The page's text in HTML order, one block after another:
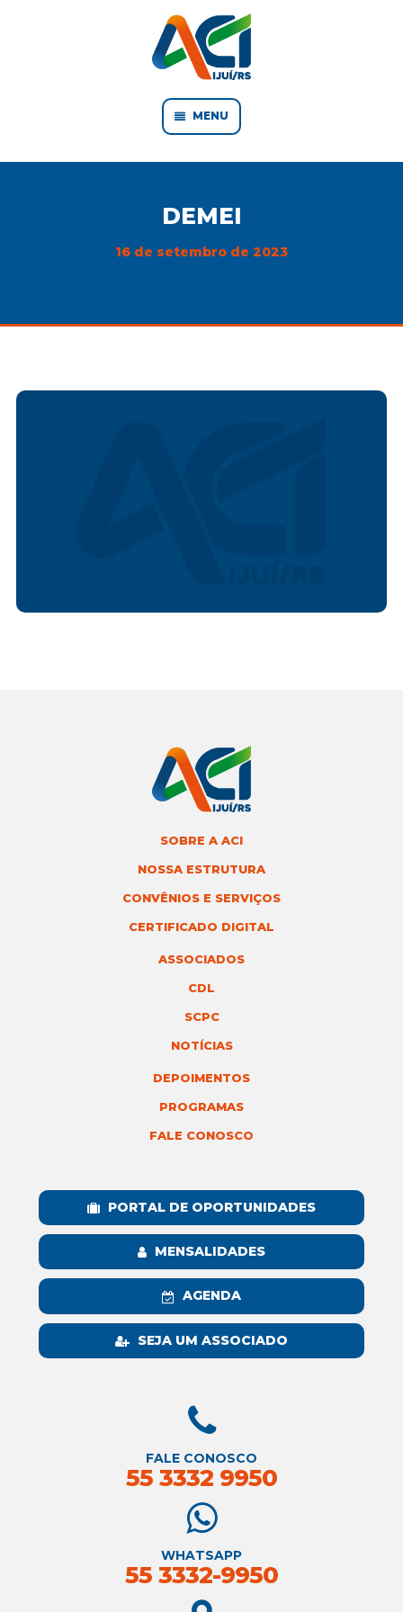
MENU
DEMEI
16 de setembro de 2023
SOBRE A ACI
NOSSA ESTRUTURA
CONVÊNIOS E SERVIÇOS
CERTIFICADO DIGITAL
ASSOCIADOS
CDL
SCPC
NOTÍCIAS
DEPOIMENTOS
PROGRAMAS
FALE CONOSCO
PORTAL DE OPORTUNIDADES
MENSALIDADES
AGENDA
SEJA UM ASSOCIADO
FALE CONOSCO
55 3332 9950
WHATSAPP
55 3332-9950